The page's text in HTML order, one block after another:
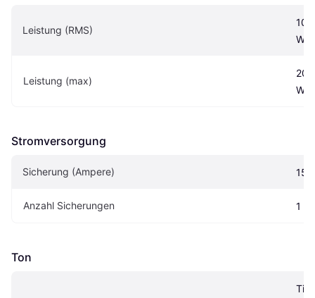
Leistung (RMS)
100
W
Leistung (max)
200
W
Stromversorgung
Sicherung (Ampere) 15A
Anzahl Sicherungen 1
Ton
Tief